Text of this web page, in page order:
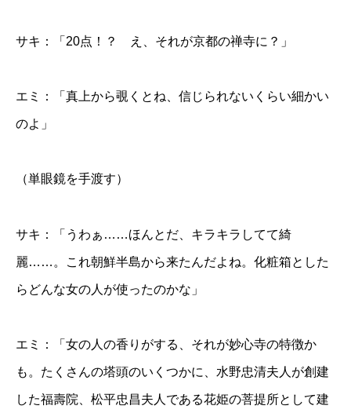
サキ：「20点！？ え、それが京都の禅寺に？」
エミ：「真上から覗くとね、信じられないくらい細かい
のよ」
（単眼鏡を手渡す）
サキ：「うわぁ……ほんとだ、キラキラしてて綺
麗……。これ朝鮮半島から来たんだよね。化粧箱とした
らどんな女の人が使ったのかな」
エミ：「女の人の香りがする、それが妙心寺の特徴か
も。たくさんの塔頭のいくつかに、水野忠清夫人が創建
した福壽院、松平忠昌夫人である花姫の菩提所として建